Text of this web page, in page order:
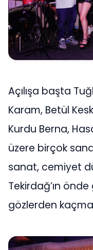
Açılışa başta
Karam, Betül
Kurdu Berna,
üzere birçok
sanat, cemiyet
Tekirdağ’ın
gözlerden